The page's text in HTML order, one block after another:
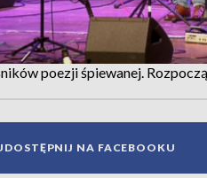
poezji śpiewanej.
NA FACEBOOKU